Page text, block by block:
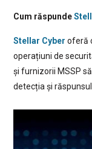
Cum răspunde
Stellar Cyber oferă
operațiuni de
și furnizorii MSSP
detecția și